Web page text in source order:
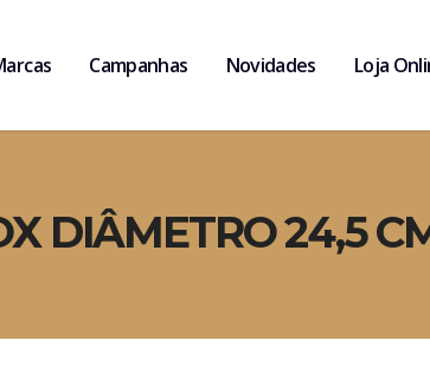
Campanhas Novidades Loja
DIÂMETRO 24,5